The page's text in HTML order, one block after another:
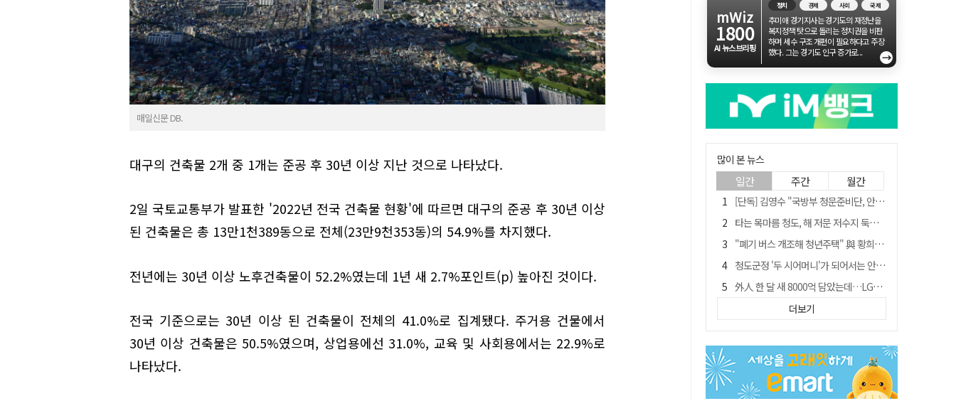
매일신문 DB.
대구의 건축물 2개 중 1개는 준공 후 30년 이상 지난 것으로 나타났다.
2일 국토교통부가 발표한 '2022년 전국 건축물 현황'에 따르면 대구의 준공 후 30년 이상
된 건축물은 총 13만1천389동으로 전체(23만9천353동)의 54.9%를 차지했다.
전년에는 30년 이상 노후건축물이 52.2%였는데 1년 새 2.7%포인트(p) 높아진 것이다.
전국 기준으로는 30년 이상 된 건축물이 전체의 41.0%로 집계됐다. 주거용 건물에서
30년 이상 건축물은 50.5%였으며, 상업용에선 31.0%, 교육 및 사회용에서는 22.9%로
나타났다.
mWiz
1800
AI 뉴스브리핑
정치 경제 사회 국제
추미애 경기지사는 경기도의 재정난을
복지정책 탓으로 돌리는 정치권을 비판
하며 세수 구조 개편이 필요하다고 주장
했다. 그는 경기도 인구 증가로...
→
많이 본 뉴스
일간 주간 월간
[단독] 김영수 "국방부 청문준비단, 안규백 탈영 알고있었다"
타는 목마름 청도, 해 저문 저수지 둑에 군수가 서 있었다
"폐기 버스 개조해 청년주택" 與 황희…'딸 학비는 年 4200만원'
청도군정 '두 시어머니'가 되어서는 안된다
外人 한 달 새 8000억 담았는데…LG이노텍 목표주가는 왜 엇갈릴까
임시휴업 들어갔던 홈플러스 영주점, 7일 영업 재개…지하 1층만 운영
SK하이닉스, 주당 375원 분기 배당 공시…"3분기 중 주주환원 방안 확정"
이의준 전 경북도 새마을봉사과장, 제28대 울릉군 부군수 취임
"상법개정해도 주주가 '봉'"…하이닉스 솔리다임 상장설에 술렁[개미와글와글]
더보기